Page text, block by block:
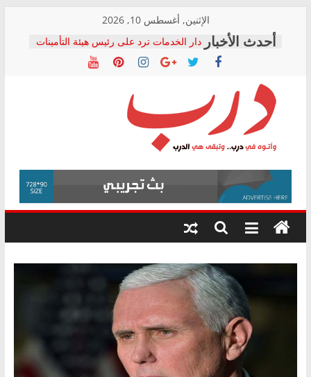
content
الإثنين, أغسطس 10, 2026
دار الخدمات ترد على رئيس هيئة التأمينات
بعد مؤتمره الصحفي: إنكار الأزمة لا ينهي
معاناة أصحاب المعاشات.. ونطالب بكشف
فرحات سليمان يكتب: القطاع الصحي إلى
أين؟
حزب التحالف الشعبي يطلق لجنة “الحق
في الصحة” بالإسكندرية لرصد الانتهاكات
ودعم المرضى
الوزاري لمدينة الصحفيين.. وانتهاء أعمال
إنشاء المبنى الإداري
المجلس القومي لحقوق الإنسان يعلن
متابعة قضية الدكتور محمد زهران.. ويؤكد:
قرينة البراءة وضمانات المحاكمة العادلة
درب
وأتوه
درب..
وتبقى
هي